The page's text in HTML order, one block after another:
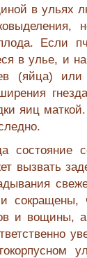
в ульях
Если
в улье, и
(яйца)
яиц
состояние
вызвать
сокращены,
и вощины,